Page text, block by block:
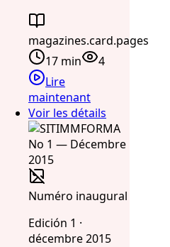
magazines.card.pages
17 min
4
Lire
maintenant
Voir les détails
Numéro inaugural
Edición 1 ·
décembre 2015